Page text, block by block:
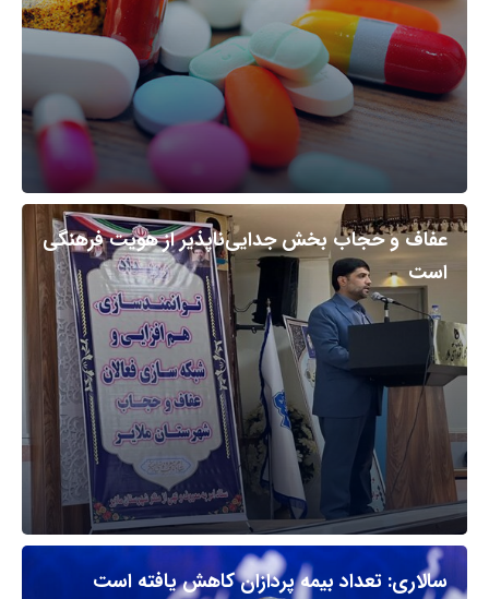
عفاف و حجاب بخش جدایی‌ناپذیر از هویت فرهنگی
است
سالاری: تعداد بیمه پردازان کاهش یافته است